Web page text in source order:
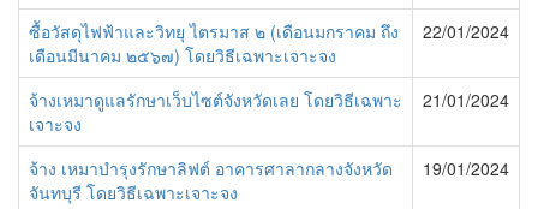
ซื้อวัสดุไฟฟ้าและวิทยุ ไตรมาส ๒ (เดือนมกราคม ถึง
เดือนมีนาคม ๒๕๖๗) โดยวิธีเฉพาะเจาะจง
22/01/2024
จ้างเหมาดูแลรักษาเว็บไซต์จังหวัดเลย โดยวิธีเฉพาะ
เจาะจง
21/01/2024
จ้าง เหมาบำรุงรักษาลิฟต์ อาคารศาลากลางจังหวัด
จันทบุรี โดยวิธีเฉพาะเจาะจง
19/01/2024